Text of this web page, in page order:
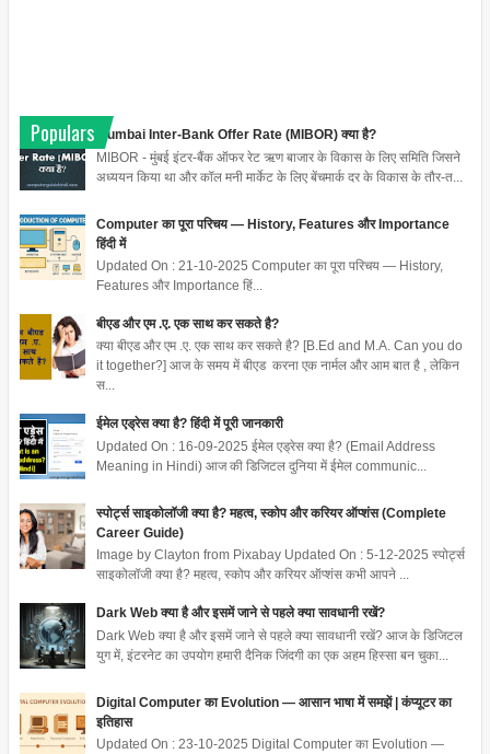
Populars
Mumbai Inter-Bank Offer Rate (MIBOR) क्या है?
MIBOR - मुंबई इंटर-बैंक ऑफर रेट ऋण बाजार के विकास के लिए समिति जिसने
अध्ययन किया था और कॉल मनी मार्केट के लिए बेंचमार्क दर के विकास के तौर-त...
Computer का पूरा परिचय — History, Features और Importance
हिंदी में
Updated On : 21-10-2025 Computer का पूरा परिचय — History,
Features और Importance हिं...
बीएड और एम .ए. एक साथ कर सकते है?
क्या बीएड और एम .ए. एक साथ कर सकते है? [B.Ed and M.A. Can you do
it together?] आज के समय में बीएड करना एक नार्मल और आम बात है , लेकिन
स...
ईमेल एड्रेस क्या है? हिंदी में पूरी जानकारी
Updated On : 16-09-2025 ईमेल एड्रेस क्या है? (Email Address
Meaning in Hindi) आज की डिजिटल दुनिया में ईमेल communic...
स्पोर्ट्स साइकोलॉजी क्या है? महत्व, स्कोप और करियर ऑप्शंस (Complete
Career Guide)
Image by Clayton from Pixabay Updated On : 5-12-2025 स्पोर्ट्स
साइकोलॉजी क्या है? महत्व, स्कोप और करियर ऑप्शंस कभी आपने ...
Dark Web क्या है और इसमें जाने से पहले क्या सावधानी रखें?
Dark Web क्या है और इसमें जाने से पहले क्या सावधानी रखें? आज के डिजिटल
युग में, इंटरनेट का उपयोग हमारी दैनिक जिंदगी का एक अहम हिस्सा बन चुका...
Digital Computer का Evolution — आसान भाषा में समझें | कंप्यूटर का
इतिहास
Updated On : 23-10-2025 Digital Computer का Evolution —